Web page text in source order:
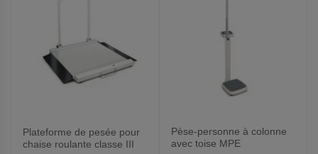
Plateforme de pesée pour
chaise roulante classe III
Pèse-personne à colonne
avec toise MPE